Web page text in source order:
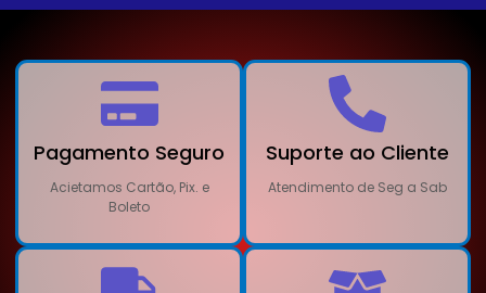
Pagamento Seguro
Acietamos Cartão, Pix. e
Boleto
Suporte ao Cliente
Atendimento de Seg a Sab